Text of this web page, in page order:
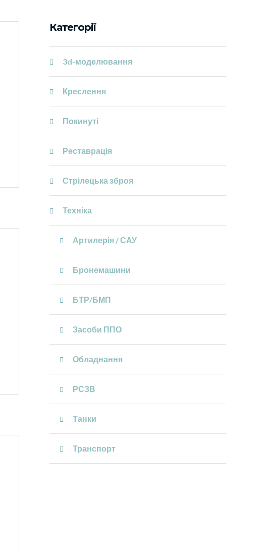
Категорії
3d-моделювання
Креслення
Покинуті
Реставрація
Стрілецька зброя
Техніка
Артилерія / САУ
Бронемашини
БТР/БМП
Засоби ППО
Обладнання
РСЗВ
Танки
Транспорт